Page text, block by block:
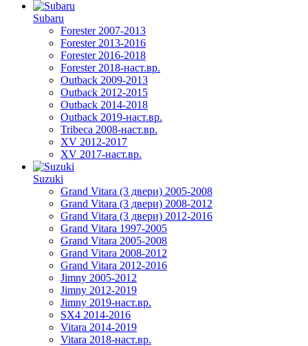
Subaru
Forester 2007-2013
Forester 2013-2016
Forester 2016-2018
Forester 2018-наст.вр.
Outback 2009-2013
Outback 2012-2015
Outback 2014-2018
Outback 2019-наст.вр.
Tribeca 2008-наст.вр.
XV 2012-2017
XV 2017-наст.вр.
Suzuki
Grand Vitara (3 двери) 2005-2008
Grand Vitara (3 двери) 2008-2012
Grand Vitara (3 двери) 2012-2016
Grand Vitara 1997-2005
Grand Vitara 2005-2008
Grand Vitara 2008-2012
Grand Vitara 2012-2016
Jimny 2005-2012
Jimny 2012-2019
Jimny 2019-наст.вр.
SX4 2014-2016
Vitara 2014-2019
Vitara 2018-наст.вр.